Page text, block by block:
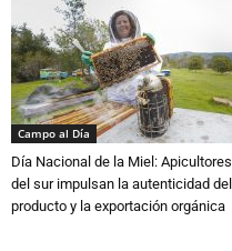
Campo al Día
Día Nacional de la Miel: Apicultores
del sur impulsan la autenticidad del
producto y la exportación orgánica